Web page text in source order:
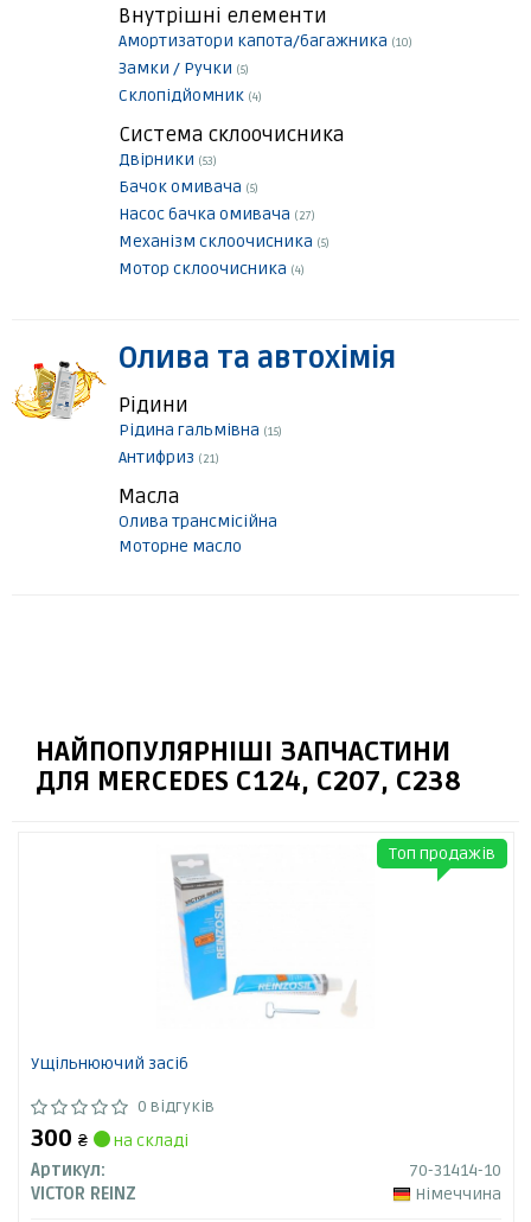
Внутрішні елементи
Амортизатори капота/багажника (10)
Замки / Ручки (5)
Склопідйомник (4)
Система склоочисника
Двірники (53)
Бачок омивача (5)
Насос бачка омивача (27)
Механізм склоочисника (5)
Мотор склоочисника (4)
Олива та автохімія
Рідини
Рідина гальмівна (15)
Антифриз (21)
Масла
Олива трансмісійна
Моторне масло
НАЙПОПУЛЯРНІШІ ЗАПЧАСТИНИ
ДЛЯ MERCEDES C124, C207, C238
Ущільнюючий засіб
0 відгуків
300 ₴
на складі
Артикул:
70-31414-10
VICTOR REINZ
Німеччина
Топ продажів